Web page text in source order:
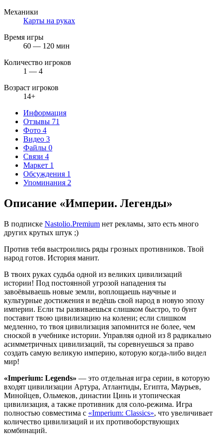
Механики
Карты на руках
Время игры
60 — 120 мин
Количество игроков
1 — 4
Возраст игроков
14+
Информация
Отзывы 71
Фото 4
Видео 3
Файлы 0
Связи 4
Маркет 1
Обсуждения 1
Упоминания 2
Описание «Империи. Легенды»
В подписке Nastolio.Premium нет рекламы, зато есть много
других крутых штук ;)
Против тебя выстроились ряды грозных противников. Твой
народ готов. История манит.
В твоих руках судьба одной из великих цивилизаций
истории! Под постоянной угрозой нападения ты
завоёвываешь новые земли, воплощаешь научные и
культурные достижения и ведёшь свой народ в новую эпоху
империи. Если ты развиваешься слишком быстро, то бунт
поставит твою цивилизацию на колени; если слишком
медленно, то твоя цивилизация запомнится не более, чем
сноской в учебнике истории. Управляя одной из 8 радикально
асимметричных цивилизаций, ты соревнуешься за право
создать самую великую империю, которую когда-либо видел
мир!
«Imperium: Legends» — это отдельная игра серии, в которую
входят цивилизации Артура, Атлантиды, Египта, Маурьев,
Минойцев, Ольмеков, династии Цинь и утопическая
цивилизация, а также противник для соло-режима. Игра
полностью совместима с «Imperium: Classics», что увеличивает
количество цивилизаций и их противоборствующих
комбинаций.